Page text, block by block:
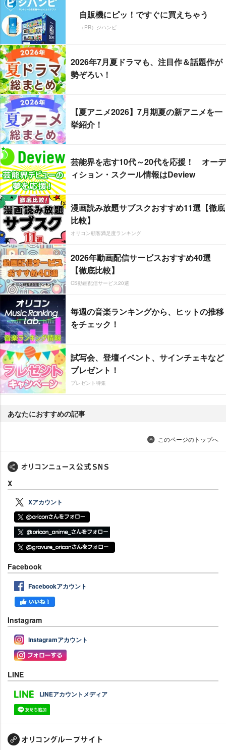
自販機にピッ！ですぐに買えちゃう
（PR）ジハンピ
2026年7月夏ドラマも、注目作＆話題作が
勢ぞろい！
【夏アニメ2026】7月期夏の新アニメを一
挙紹介！
芸能界を志す10代～20代を応援！ オーデ
ィション・スクール情報はDeview
漫画読み放題サブスクおすすめ11選【徹底
比較】
オリコン顧客満足度ランキング
2026年動画配信サービスおすすめ40選
【徹底比較】
CS動画配信サービス20選
毎週の音楽ランキングから、ヒットの推移
をチェック！
試写会、登壇イベント、サインチェキなど
プレゼント！
プレゼント特集
あなたにおすすめの記事
このページのトップへ
X
Xアカウント
Facebook
Facebookアカウント
Instagram
Instagramアカウント
LINE
LINEアカウントメディア